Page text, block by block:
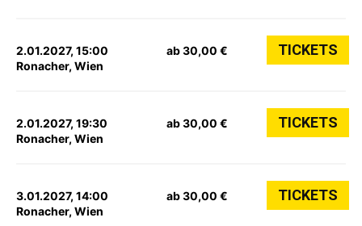
2.01.2027, 15:00
Ronacher, Wien
ab 30,00 € TICKETS
2.01.2027, 19:30
Ronacher, Wien
ab 30,00 € TICKETS
3.01.2027, 14:00
Ronacher, Wien
ab 30,00 € TICKETS